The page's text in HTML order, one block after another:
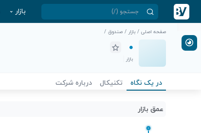
بازار
صفحه اصلی / بازار / صندوق /
بازار
در یک نگاه تکنیکال درباره شرکت
عمق بازار
-